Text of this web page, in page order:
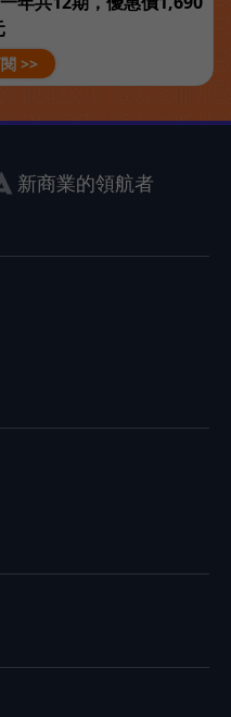
>>
新商業的領航者